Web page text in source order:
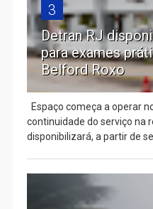
3
Detran RJ
para exames
Belford Roxo
Espaço começa a operar
continuidade do serviço na
disponibilizará, a partir de